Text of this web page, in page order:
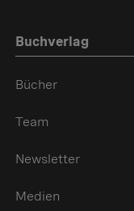
Buchverlag
Bücher
Team
Newsletter
Medien